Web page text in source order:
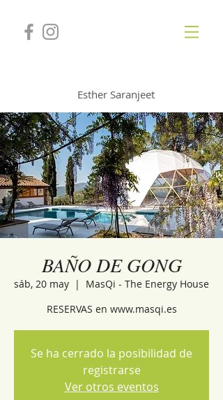
Esther Saranjeet
BAÑO DE GONG
sáb, 20 may
  |
MasQi - The Energy House
RESERVAS en www.masqi.es
Se ha cerrado la posibilidad de
registrarse
Ver otros eventos